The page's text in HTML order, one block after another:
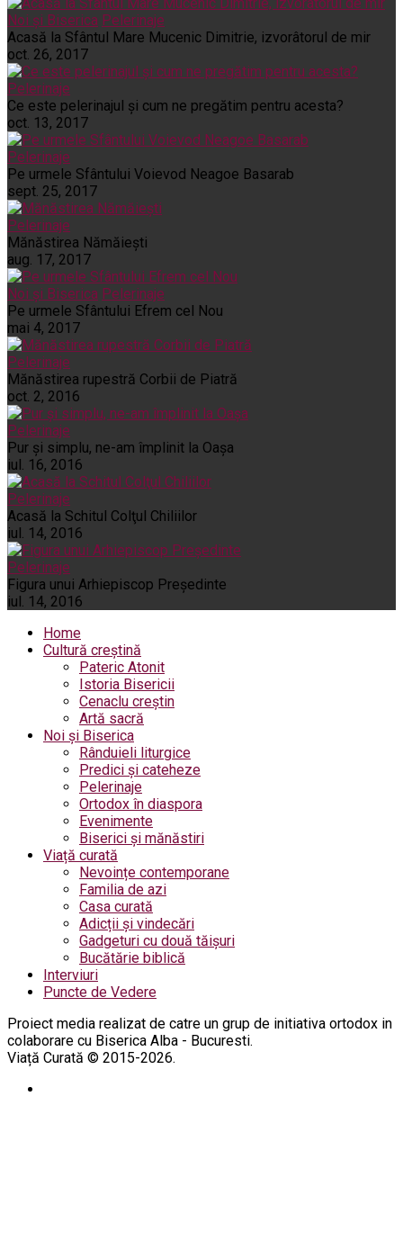
Noi și Biserica Pelerinaje
Acasă la Sfântul Mare Mucenic Dimitrie, izvorâtorul de mir
oct. 26, 2017
Pelerinaje
Ce este pelerinajul şi cum ne pregătim pentru acesta?
oct. 13, 2017
Pelerinaje
Pe urmele Sfântului Voievod Neagoe Basarab
sept. 25, 2017
Pelerinaje
Mănăstirea Nămăiești
aug. 17, 2017
Noi și Biserica Pelerinaje
Pe urmele Sfântului Efrem cel Nou
mai 4, 2017
Pelerinaje
Mănăstirea rupestră Corbii de Piatră
oct. 2, 2016
Pelerinaje
Pur şi simplu, ne-am împlinit la Oaşa
iul. 16, 2016
Pelerinaje
Acasă la Schitul Colţul Chiliilor
iul. 14, 2016
Pelerinaje
Figura unui Arhiepiscop Preşedinte
iul. 14, 2016
Home
Cultură creștină
Pateric Atonit
Istoria Bisericii
Cenaclu creștin
Artă sacră
Noi și Biserica
Rânduieli liturgice
Predici și cateheze
Pelerinaje
Ortodox în diaspora
Evenimente
Biserici și mănăstiri
Viață curată
Nevoințe contemporane
Familia de azi
Casa curată
Adicții și vindecări
Gadgeturi cu două tăișuri
Bucătărie biblică
Interviuri
Puncte de Vedere
Proiect media realizat de catre un grup de initiativa ortodox in
colaborare cu Biserica Alba - Bucuresti.
Viață Curată © 2015-2026.